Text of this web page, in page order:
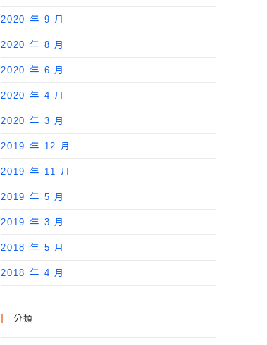
2020 年 9 月
2020 年 8 月
2020 年 6 月
2020 年 4 月
2020 年 3 月
2019 年 12 月
2019 年 11 月
2019 年 5 月
2019 年 3 月
2018 年 5 月
2018 年 4 月
分類